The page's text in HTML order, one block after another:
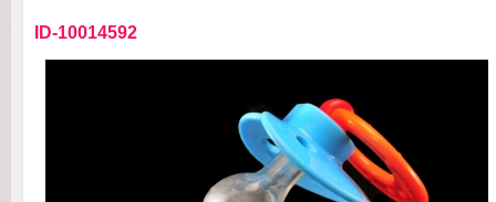
ID-10014592